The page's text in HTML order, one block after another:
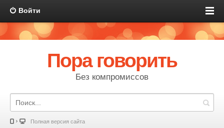
Войти
Пора говорить
Без компромиссов
Полная версия сайта